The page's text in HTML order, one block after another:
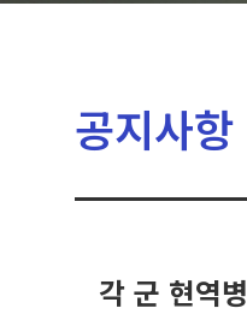
공지사항
각 군 현역